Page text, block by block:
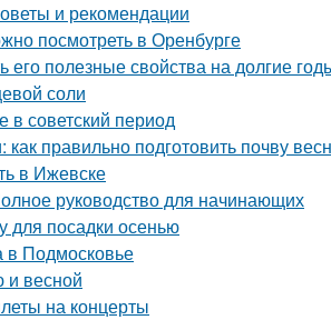
и рекомендации
посмотреть в Оренбурге
его полезные свойства на долгие
соли
в советский период
правильно подготовить почву
в Ижевске
руководство для начинающих
для посадки осенью
в Подмосковье
и весной
на концерты